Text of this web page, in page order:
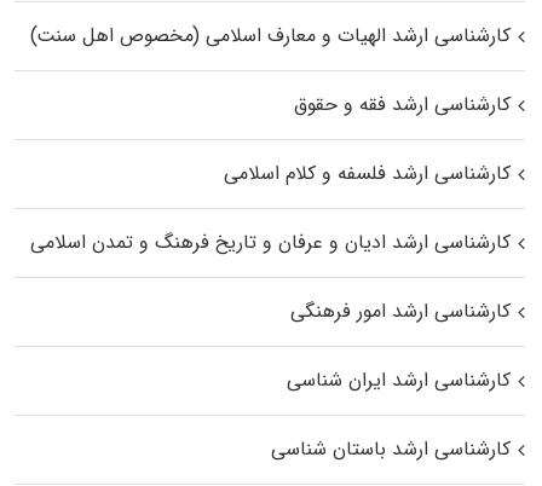
کارشناسی ارشد الهیات و معارف اسلامی (مخصوص اهل سنت)
کارشناسی ارشد فقه و حقوق
کارشناسی ارشد فلسفه و کلام اسلامی
کارشناسی ارشد ادیان و عرفان و تاریخ فرهنگ و تمدن اسلامی
کارشناسی ارشد امور فرهنگی
کارشناسی ارشد ایران شناسی
کارشناسی ارشد باستان شناسی